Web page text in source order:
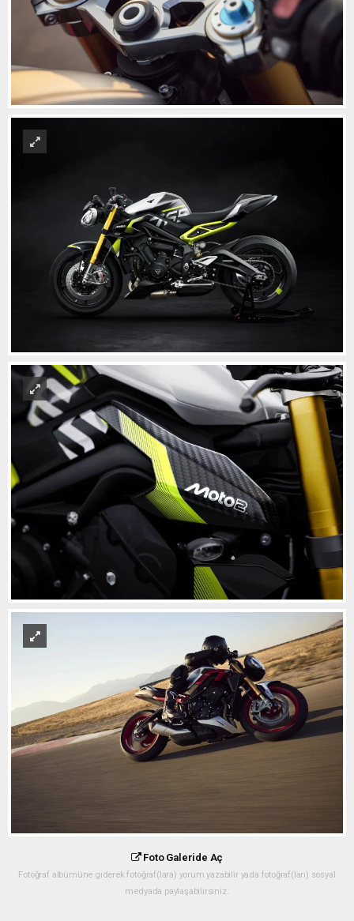
Foto Galeride Aç
Fotoğraf albümüne giderek fotoğraf(lara) yorum yazabilir yada fotoğraf(ları) sosyal
medyada paylaşabilirsiniz.